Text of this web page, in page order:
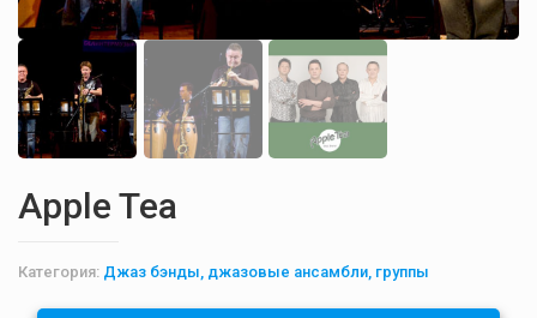
Apple Tea
Категория: Джаз бэнды, джазовые ансамбли, группы